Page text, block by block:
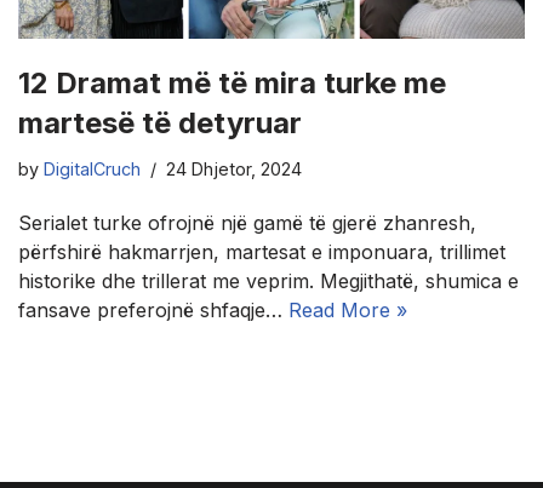
12 Dramat më të mira turke me
martesë të detyruar
by DigitalCruch 24 Dhjetor, 2024
Serialet turke ofrojnë një gamë të gjerë zhanresh,
përfshirë hakmarrjen, martesat e imponuara, trillimet
historike dhe trillerat me veprim. Megjithatë, shumica e
fansave preferojnë shfaqje… Read More »